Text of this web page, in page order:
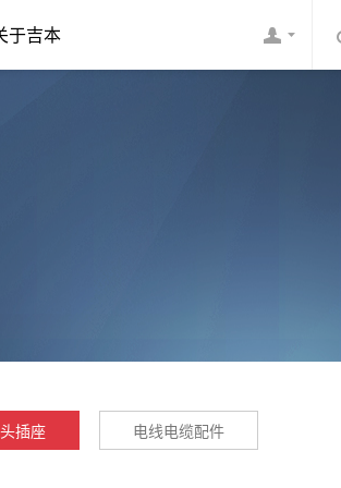
于吉本
插座 电线电缆配件